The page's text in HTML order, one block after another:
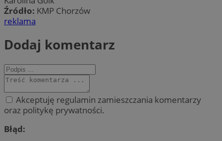
Źródło: KMP Chorzów
reklama
Dodaj komentarz
Akceptuję regulamin zamieszczania komentarzy
oraz politykę prywatności.
Błąd: